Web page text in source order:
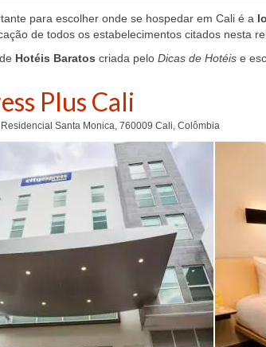
para escolher onde se hospedar em Cali é a
de todos os estabelecimentos citados nesta
Hotéis Baratos criada pelo Dicas de Hotéis e
Plus Cali
Santa Monica, 760009 Cali, Colômbia